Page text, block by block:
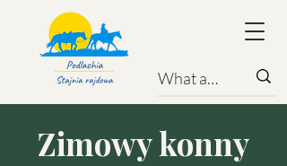
Zimowy konny